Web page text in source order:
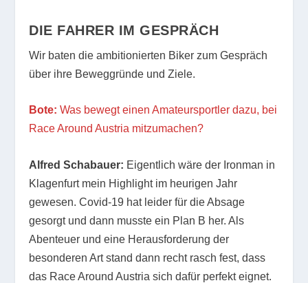
DIE FAHRER IM GESPRÄCH
Wir baten die ambitionierten Biker zum Gespräch
über ihre Beweggründe und Ziele.
Bote: Was bewegt einen Amateursportler dazu, bei
Race Around Austria mitzumachen?
Alfred Schabauer: Eigentlich wäre der Ironman in
Klagenfurt mein Highlight im heurigen Jahr
gewesen. Covid-19 hat leider für die Absage
gesorgt und dann musste ein Plan B her. Als
Abenteuer und eine Herausforderung der
besonderen Art stand dann recht rasch fest, dass
das Race Around Austria sich dafür perfekt eignet.